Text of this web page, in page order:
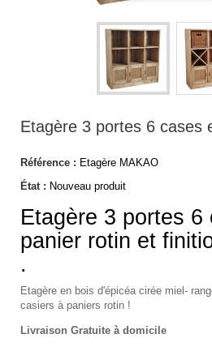
Etagère 3 portes 6 cases
Référence : Etagère MAKAO
État : Nouveau produit
Etagère 3 portes 6
panier rotin et
.
Etagère en bois d'épicéa cirée miel-
casiers à paniers rotin !
Livraison Gratuite à domicile